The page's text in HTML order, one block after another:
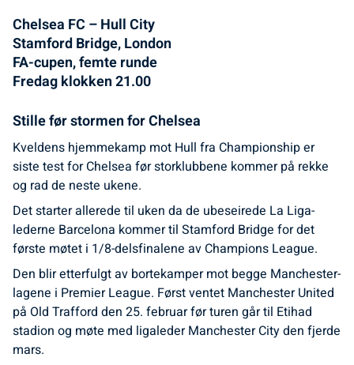
Chelsea FC – Hull City
Stamford Bridge, London
FA-cupen, femte runde
Fredag klokken 21.00
Stille før stormen for Chelsea
Kveldens hjemmekamp mot Hull fra Championship er
siste test for Chelsea før storklubbene kommer på rekke
og rad de neste ukene.
Det starter allerede til uken da de ubeseirede La Liga-
lederne Barcelona kommer til Stamford Bridge for det
første møtet i 1/8-delsfinalene av Champions League.
Den blir etterfulgt av bortekamper mot begge Manchester-
lagene i Premier League. Først ventet Manchester United
på Old Trafford den 25. februar før turen går til Etihad
stadion og møte med ligaleder Manchester City den fjerde
mars.